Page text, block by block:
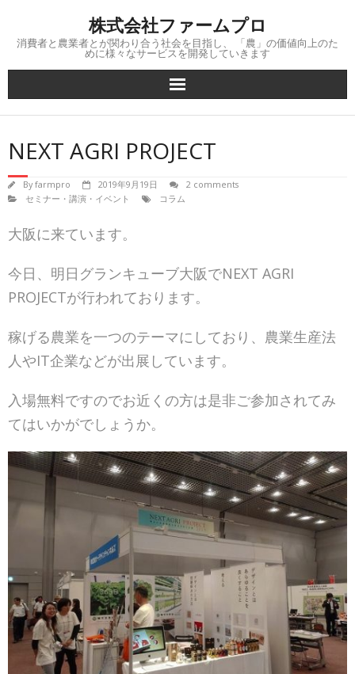
content
株式会社ファームプロ
消費者と農業者とが関わり合う社会を目指し、 「農」の価値向上のた
めに様々なサービスを開発していきます
NEXT AGRI PROJECT
Byfarmpro 2019年9月19日
2 comments
セミナー・講演・イベント
コラム
大阪に来ています。
今日、明日グランキューブ大阪でNEXT AGRI
PROJECTが行われております。
稼げる農業を一つのテーマにしており、農業生産法
人やIT企業などが出展しています。
入場無料ですのでお近くの方は是非ご参加されてみ
てはいかがでしょうか。